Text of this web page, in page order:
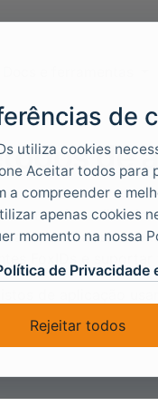
de
autentica
confiar em
FoxIDs e
de aplicação
para perceber
de
utiliza cookies
Aceitar todos para
a compreender e
apenas cookies
momento na nossa
de Privacidade
Rejeitar todos